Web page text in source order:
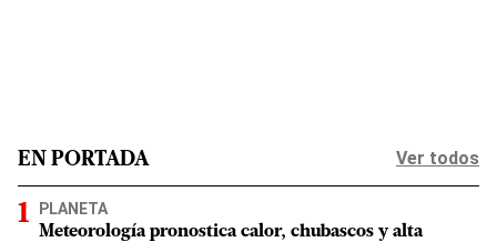
EN PORTADA Ver todos
PLANETA
Meteorología pronostica calor, chubascos y alta